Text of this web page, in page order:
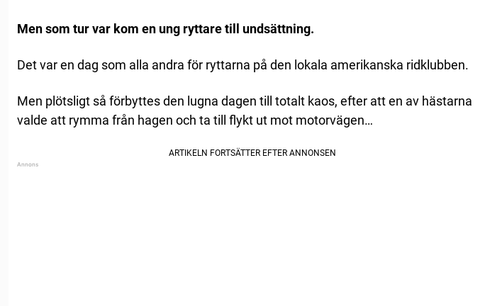
Men som tur var kom en ung ryttare till undsättning.
Det var en dag som alla andra för ryttarna på den lokala amerikanska ridklubben.
Men plötsligt så förbyttes den lugna dagen till totalt kaos, efter att en av hästarna
valde att rymma från hagen och ta till flykt ut mot motorvägen…